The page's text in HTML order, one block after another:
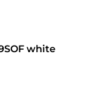
white